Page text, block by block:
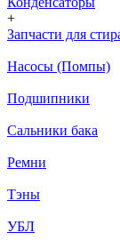
+
Запчасти для
Насосы (Помпы)
Подшипники
Сальники бака
Ремни
Тэны
УБЛ